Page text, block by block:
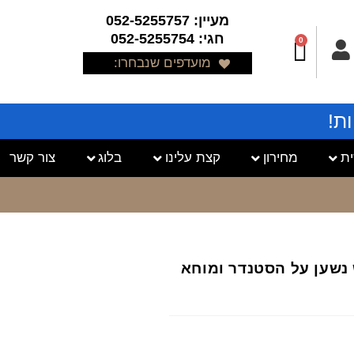
0
מעיין: 052-5255757
חגי: 052-5255754
מועדפים שנבחרו:
מחירון קצת עלינו בלוג צור קשר
נשען על הסטנדר ומוחא